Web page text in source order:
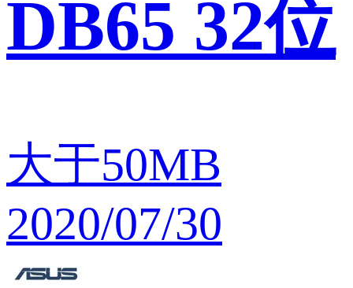
DB65 32位
大于50MB
2020/07/30